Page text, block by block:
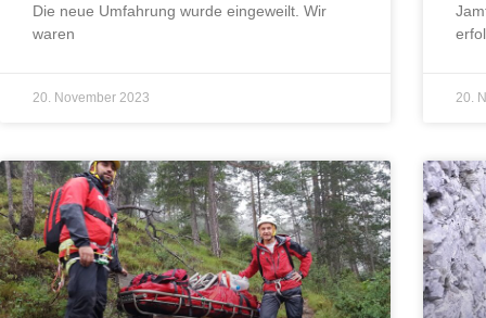
Die neue Umfahrung wurde eingeweilt. Wir
waren
20. November 2023 20.